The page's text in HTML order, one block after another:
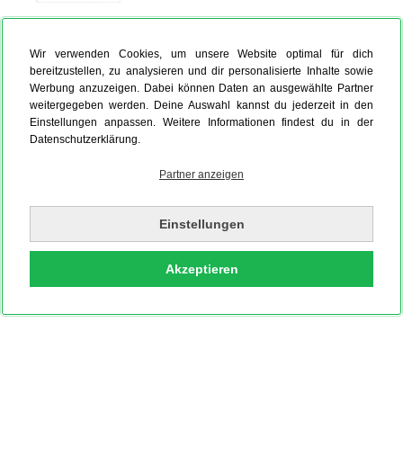
Wir verwenden Cookies, um unsere Website optimal für dich
bereitzustellen, zu analysieren und dir personalisierte Inhalte sowie
Werbung anzuzeigen. Dabei können Daten an ausgewählte Partner
weitergegeben werden. Deine Auswahl kannst du jederzeit in den
Einstellungen anpassen. Weitere Informationen findest du in der
Datenschutzerklärung.
Partner anzeigen
Einstellungen
Akzeptieren
Foto auf Leinwand Hardcover Fotobuch Fotokalender